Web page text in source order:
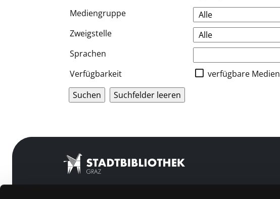
Mediengruppe
Zweigstelle
Sprachen
Verfügbarkeit
verfügbare Medien